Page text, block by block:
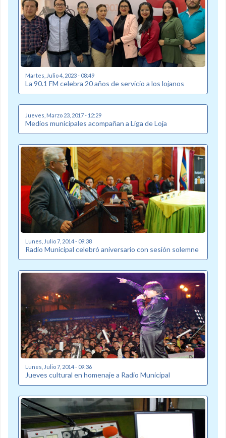
Martes, Julio 4, 2023 - 08:49
La 90.1 FM celebra 20 años de servicio a los lojanos
Jueves, Marzo 23, 2017 - 12:29
Medios municipales acompañan a Liga de Loja
Lunes, Julio 7, 2014 - 09:38
Radio Municipal celebró aniversario con sesión solemne
Lunes, Julio 7, 2014 - 09:36
Jueves cultural en homenaje a Radio Municipal